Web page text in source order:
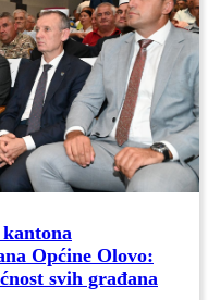
Općine Olovo:
svih građana